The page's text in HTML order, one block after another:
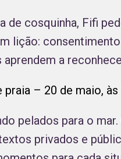
de cosquinha, Fifi
lição:
a
– 20 de maio, às
pelados para o
privados e